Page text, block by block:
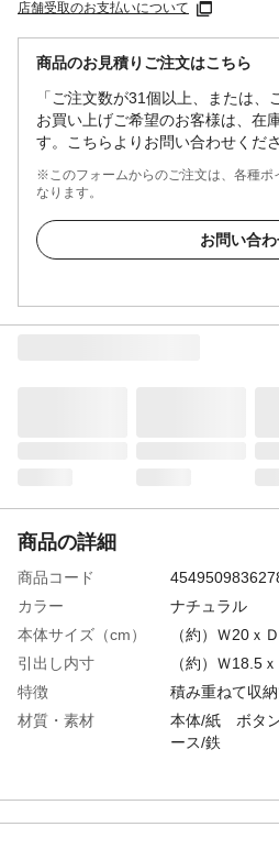
店舗受取のお支払いについて
商品のお見積りご注文はこちら
「ご注文数が31個以上、または
お買い上げご希望のお客様は、在
す。こちらよりお問い合わせくださ
※このフォームからのご注文は、各種ポ
なります。
お問い合
商品の詳細
商品コード
カラー
ナチュラル
本体サイズ（cm）
（約）Ｗ20ｘ
引出し内寸
（約）Ｗ18.5
特徴
積み重ねて収納
材質・素材
本体/紙 ボタ
ース/鉄
重量
310g